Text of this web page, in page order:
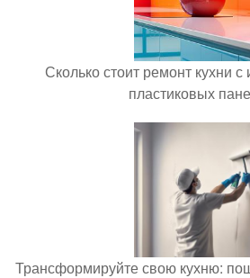
Сколько стоит ремонт кухни
пластиковых
Трансформируйте свою кухню: